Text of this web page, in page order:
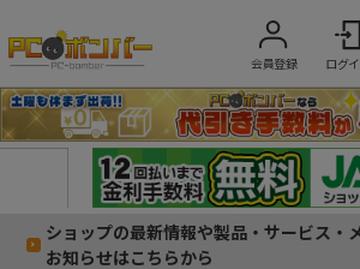
会員登録 ログ
ショップの最新情報や製品・サービス・
お知らせはこちらから